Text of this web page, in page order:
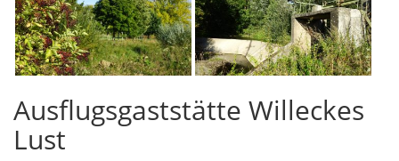
Ausflugsgaststätte Willeckes
Lust